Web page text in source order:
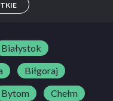
Białystok
Biłgoraj
Bytom
Chełm